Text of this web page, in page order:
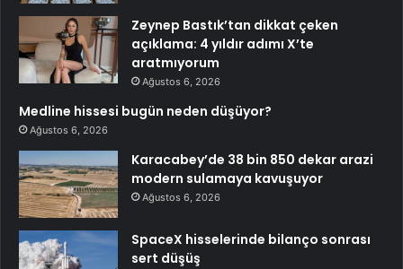
Zeynep Bastık’tan dikkat çeken
açıklama: 4 yıldır adımı X’te
aratmıyorum
Ağustos 6, 2026
Medline hissesi bugün neden düşüyor?
Ağustos 6, 2026
Karacabey’de 38 bin 850 dekar arazi
modern sulamaya kavuşuyor
Ağustos 6, 2026
SpaceX hisselerinde bilanço sonrası
sert düşüş